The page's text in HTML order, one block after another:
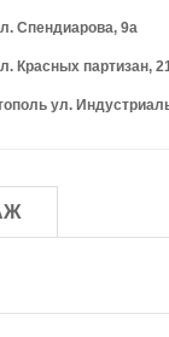
Спендиарова, 9а
Красных партизан,
ул.